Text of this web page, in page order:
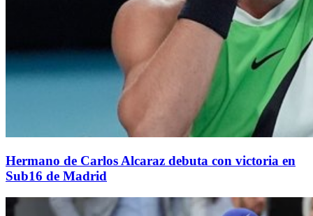
Hermano de Carlos Alcaraz debuta con victoria en
Sub16 de Madrid